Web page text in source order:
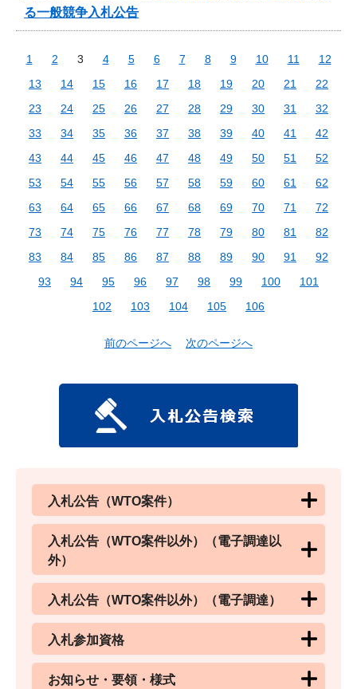
る一般競争入札公告
1 2 3 4 5 6 7 8 9 10 11
12
13
14 15 16 17 18 19 20 21
22
23
24 25 26 27 28 29 30 31
32
33
34 35 36 37 38 39 40 41
42
43
44 45 46 47 48 49 50 51
52
53
54 55 56 57 58 59 60 61
62
63
64 65 66 67 68 69 70 71
72
73
74 75 76 77 78 79 80 81
82
83
84 85 86 87 88 89 90 91
92
93
94 95 96 97 98 99 100
101
102
103 104 105 106
前のページへ 次のページへ
入札公告（WTO案件）
入札公告（WTO案件以外）（電子調達以
外）
入札公告（WTO案件以外）（電子調達）
入札参加資格
お知らせ・要領・様式